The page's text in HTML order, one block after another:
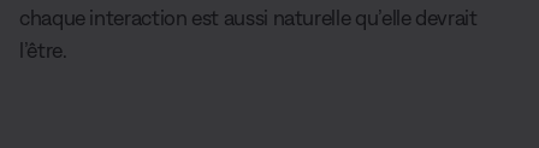
chaque interaction est aussi naturelle qu’elle devrait
l’être.